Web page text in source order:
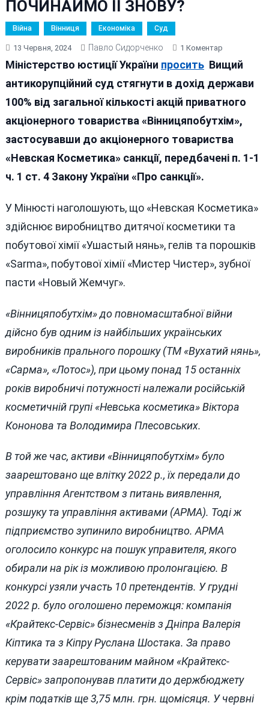
ПОЧИНАЙМО ЇЇ ЗНОВУ?
Війна Вінниця Економіка Суд
13 Червня, 2024 Павло Сидорченко 1 КоментарДо
ПІСНЯ
ГАРНА,
НОВА
ЇЇ
Міністерство юстиції України проситьВищий
антикорупційний суд стягнути в дохід держави
100% від загальної кількості акцій приватного
акціонерного товариства «Вінницяпобутхім»,
застосувавши до акціонерного товариства
«Невская Косметика» санкції, передбачені п. 1-1
ч. 1 ст. 4 Закону України «Про санкції».
У Мінюсті наголошують, що «Невская Косметика»
здійснює виробництво дитячої косметики та
побутової хімії «Ушастый нянь», гелів та порошків
«Sarma», побутової хімії «Мистер Чистер», зубної
пасти «Новый Жемчуг».
«Вінницяпобутхім» до повномасштабної війни
дійсно був одним із найбільших українських
виробників прального порошку (ТМ «Вухатий нянь»,
«Сарма», «Лотос»), при цьому понад 15 останніх
років виробничі потужності належали російській
косметичній групі «Невська косметика» Віктора
Кононова та Володимира Плесовських.
В той же час, активи «Вінницяпобутхім» було
заарештовано ще влітку 2022 р., їх передали до
управління Агентством з питань виявлення,
розшуку та управління активами (АРМА). Тоді ж
підприємство зупинило виробництво. АРМА
оголосило конкурс на пошук управителя, якого
обирали на рік із можливою пролонгацією. В
конкурсі узяли участь 10 претендентів. У грудні
2022 р. було оголошено переможця: компанія
«Крайтекс-Сервіс» бізнесменів з Дніпра Валерія
Кіптика та з Кіпру Руслана Шостака. За право
керувати заарештованим майном «Крайтекс-
Сервіс» запропонував платити до держбюджету
крім податків ще 3,75 млн. грн. щомісяця. У червні